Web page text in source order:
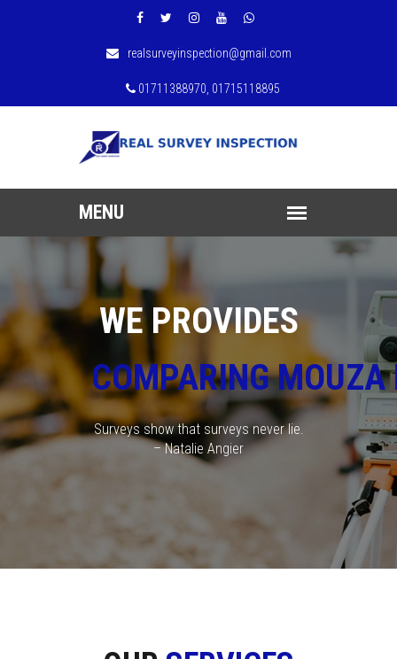
realsurveyinspection@gmail.com
01711388970, 01715118895
WE PROVIDES
COMPARING
Surveys show that surveys never lie.
– Natalie Angier